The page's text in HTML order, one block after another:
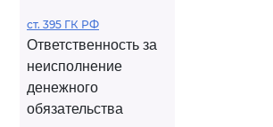
ст. 395 ГК РФ
Ответственность за
неисполнение
денежного
обязательства